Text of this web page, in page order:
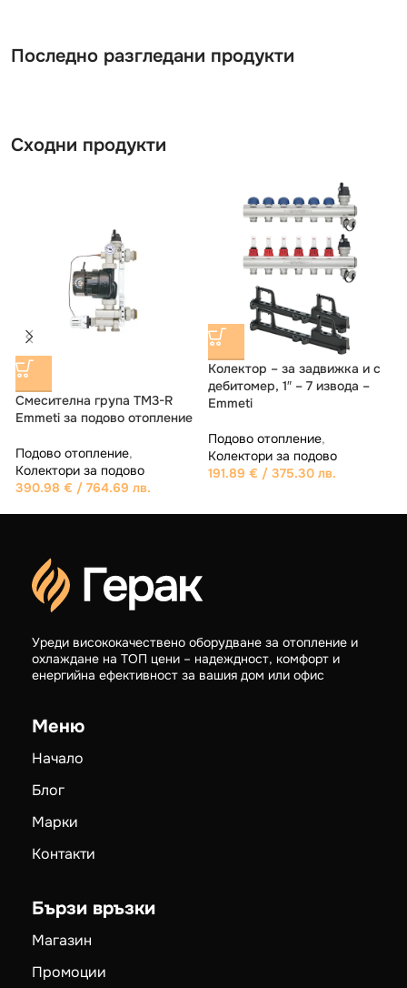
Последно разгледани продукти
Сходни продукти
Смесителна група TM3-R
Emmeti за подово отопление
Подово отопление,
Колектори за подово
390.98€ / 764.69 лв.
Колектор – за задвижка и с
дебитомер, 1″ – 7 извода –
Emmeti
Подово отопление,
Колектори за подово
191.89 € / 375.30 лв.
Уреди висококачествено оборудване за отопление и
охлаждане на ТОП цени – надеждност, комфорт и
енергийна ефективност за вашия дом или офис
Меню
Начало
Блог
Марки
Контакти
Бързи връзки
Магазин
Промоции